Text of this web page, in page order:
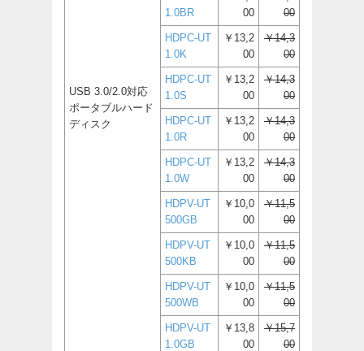
USB 3.0/2.0対応
ポータブルハード
ディスク
1.0BR
00
00
HDPC-UT
1.0K
￥13,2
00
￥14,3
00
HDPC-UT
1.0S
￥13,2
00
￥14,3
00
HDPC-UT
1.0R
￥13,2
00
￥14,3
00
HDPC-UT
1.0W
￥13,2
00
￥14,3
00
HDPV-UT
500GB
￥10,0
00
￥11,5
00
HDPV-UT
500KB
￥10,0
00
￥11,5
00
HDPV-UT
500WB
￥10,0
00
￥11,5
00
HDPV-UT
1.0GB
￥13,8
00
￥15,7
00